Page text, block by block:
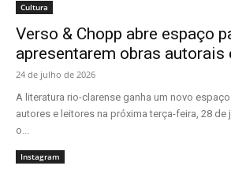
Cultura
Verso & Chopp abre espaço
apresentarem obras autorais
24 de julho de 2026
A literatura rio-clarense ganha um novo
autores e leitores na próxima terça-feira, 28 de
o...
Instagram